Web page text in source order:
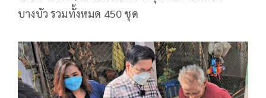
บางบัว รวมทั้งหมด 450 ชุด